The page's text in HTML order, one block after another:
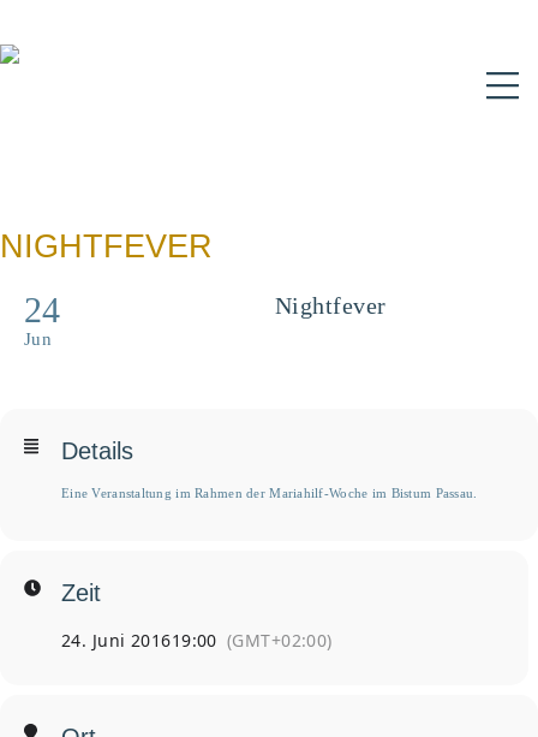
NIGHTFEVER
24
Jun
Nightfever
Details
Eine Veranstaltung im Rahmen der Mariahilf-Woche im Bistum Passau.
Zeit
24. Juni 201619:00 (GMT+02:00)